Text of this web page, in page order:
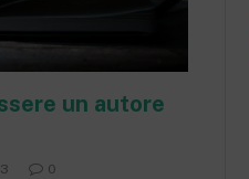
un autore
0